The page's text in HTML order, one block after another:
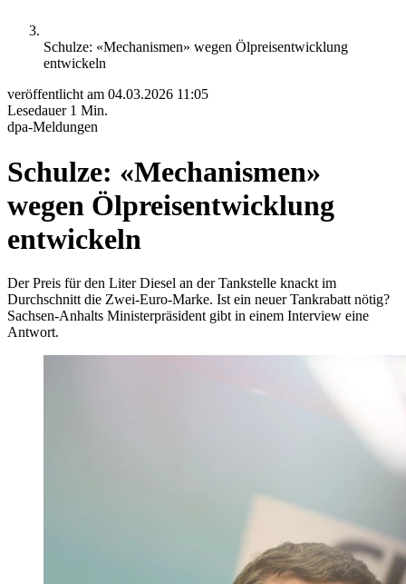
Schulze: «Mechanismen» wegen Ölpreisentwicklung
entwickeln
veröffentlicht am 04.03.2026 11:05
Lesedauer 1 Min.
dpa-Meldungen
Schulze: «Mechanismen»
wegen Ölpreisentwicklung
entwickeln
Der Preis für den Liter Diesel an der Tankstelle knackt im
Durchschnitt die Zwei-Euro-Marke. Ist ein neuer Tankrabatt nötig?
Sachsen-Anhalts Ministerpräsident gibt in einem Interview eine
Antwort.